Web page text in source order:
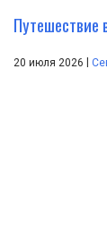
20 июля 2026